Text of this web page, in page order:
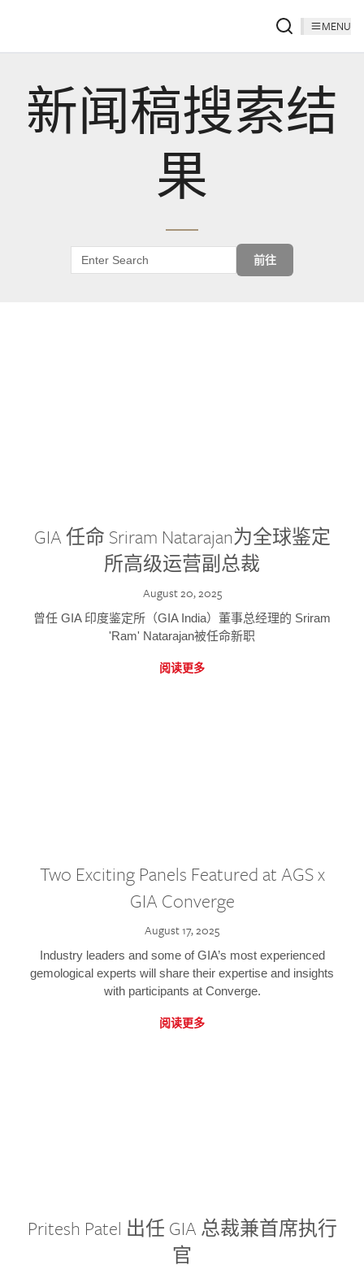
MENU
新闻稿搜索结
果
前往
GIA 任命 Sriram Natarajan为全球鉴定
所高级运营副总裁
August 20, 2025
曾任 GIA 印度鉴定所（GIA India）董事总经理的 Sriram
'Ram' Natarajan被任命新职
阅读更多
Two Exciting Panels Featured at AGS x
GIA Converge
August 17, 2025
Industry leaders and some of GIA’s most experienced
gemological experts will share their expertise and insights
with participants at Converge.
阅读更多
Pritesh Patel 出任 GIA 总裁兼首席执行
官